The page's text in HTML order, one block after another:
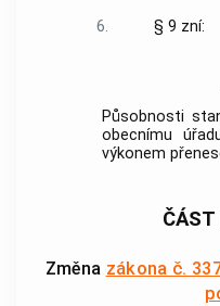
6.
§ 9 zní:
Působnosti
obecnímu
výkonem
ČÁST
Změna zákona č.